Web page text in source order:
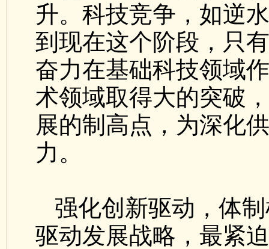
升。科技竞争，如逆
到现在这个阶段，只
奋力在基础科技领域
术领域取得大的突破
展的制高点，为深化
力。
强化创新驱动，体
驱动发展战略，最紧